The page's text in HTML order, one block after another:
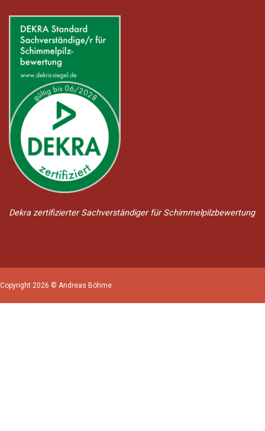
Dekra zertifizierter Sachverständiger für Schimmelpilzbewertung
Copyright 2026 © Andreas Böhme